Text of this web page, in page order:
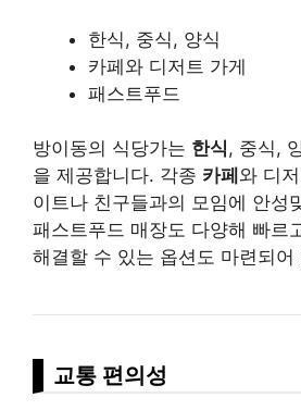
한식, 중식, 양식
카페와 디저트 가게
패스트푸드
방이동의 식당가는 한식, 중식,
을 제공합니다. 각종 카페 와 디
이트나 친구들과의 모임에 안성
패스트푸드 매장도 다양해 빠르
해결할 수 있는 옵션도 마련되어
교통 편의성